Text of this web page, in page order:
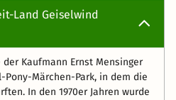
Land Geiselwind
der Kaufmann Ernst Mensinger
Pony-Märchen-Park, in dem die
In den 1970er Jahren wurde